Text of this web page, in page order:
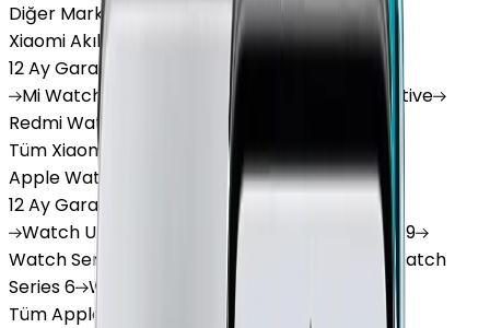
Diğer Markalar
Xiaomi Akıllı Saat
12 Ay Garanti
MiWatch Watch Lite
Watch 3 Active
RedmiWatch 5 Lite Redmi
Tüm Xiaomi Akıllı Saat'lar
Apple Watch
12 Ay Garanti
Watch Ultra Series 10
Series 9
WatchSeries 8 Series 7
Watch
Series 6 Watch
Tüm Apple Watch'lar